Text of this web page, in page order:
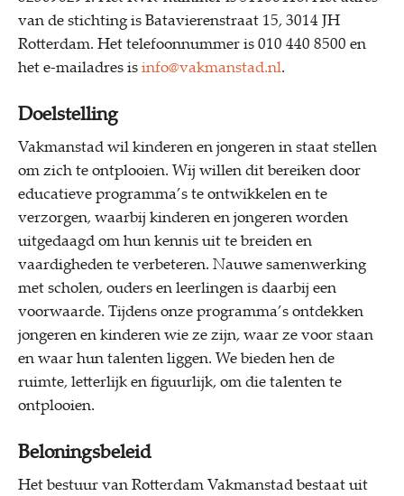
van de stichting is Batavierenstraat 15, 3014 JH
Rotterdam. Het telefoonnummer is 010 440 8500 en
het e-mailadres isinfo@vakmanstad.nl.
Doelstelling
Vakmanstad wil kinderen en jongeren in staat stellen
om zich te ontplooien. Wij willen dit bereiken door
educatieve programma’s te ontwikkelen en te
verzorgen, waarbij kinderen en jongeren worden
uitgedaagd om hun kennis uit te breiden en
vaardigheden te verbeteren. Nauwe samenwerking
met scholen, ouders en leerlingen is daarbij een
voorwaarde. Tijdens onze programma’s ontdekken
jongeren en kinderen wie ze zijn, waar ze voor staan
en waar hun talenten liggen. We bieden hen de
ruimte, letterlijk en figuurlijk, om die talenten te
ontplooien.
Beloningsbeleid
Het bestuur van Rotterdam Vakmanstad bestaat uit